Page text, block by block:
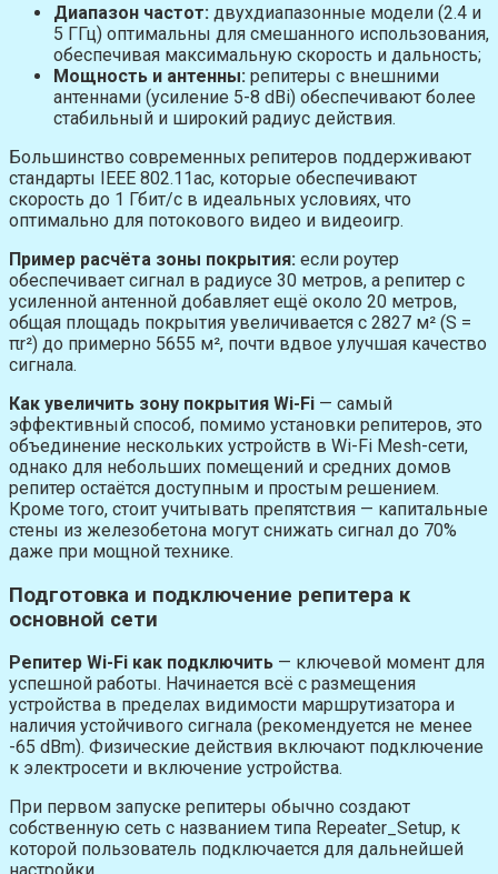
Диапазон частот: двухдиапазонные модели (2.4 и
5 ГГц) оптимальны для смешанного использования,
обеспечивая максимальную скорость и дальность;
Мощность и антенны: репитеры с внешними
антеннами (усиление 5-8 dBi) обеспечивают более
стабильный и широкий радиус действия.
Большинство современных репитеров поддерживают
стандарты IEEE 802.11ac, которые обеспечивают
скорость до 1 Гбит/с в идеальных условиях, что
оптимально для потокового видео и видеоигр.
Пример расчёта зоны покрытия: если роутер
обеспечивает сигнал в радиусе 30 метров, а репитер с
усиленной антенной добавляет ещё около 20 метров,
общая площадь покрытия увеличивается с 2827 м² (S =
πr²) до примерно 5655 м², почти вдвое улучшая качество
сигнала.
Как увеличить зону покрытия Wi-Fi — самый
эффективный способ, помимо установки репитеров, это
объединение нескольких устройств в Wi-Fi Mesh-сети,
однако для небольших помещений и средних домов
репитер остаётся доступным и простым решением.
Кроме того, стоит учитывать препятствия — капитальные
стены из железобетона могут снижать сигнал до 70%
даже при мощной технике.
Подготовка и подключение репитера к
основной сети
Репитер Wi-Fi как подключить — ключевой момент для
успешной работы. Начинается всё с размещения
устройства в пределах видимости маршрутизатора и
наличия устойчивого сигнала (рекомендуется не менее
-65 dBm). Физические действия включают подключение
к электросети и включение устройства.
При первом запуске репитеры обычно создают
собственную сеть с названием типа Repeater_Setup, к
которой пользователь подключается для дальнейшей